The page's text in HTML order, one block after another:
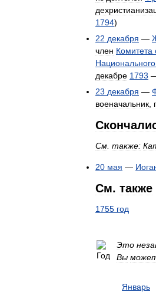
1794)
22 декабря —
член Комитета
Национального
декабре 1793
23 декабря —
военачальник
См также:
20 мая —
См. также
1755 год
Это
Вы
Январь